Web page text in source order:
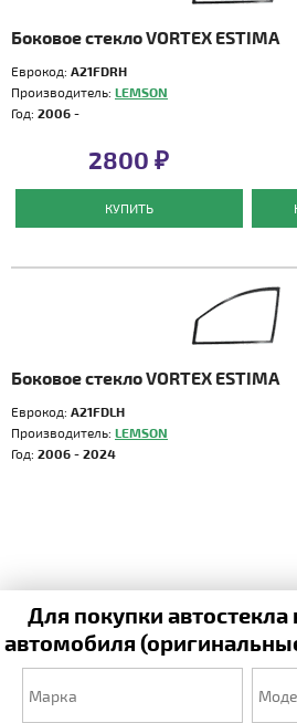
Боковое стекло VORTEX ESTIMA
Еврокод: A21FDRH
Производитель: LEMSON
Год: 2006 -
2800 ₽
КУПИТЬ
Боковое стекло VORTEX ESTIMA
Еврокод: A21FDLH
Производитель: LEMSON
Год: 2006 - 2024
Для покупки
автомобиля